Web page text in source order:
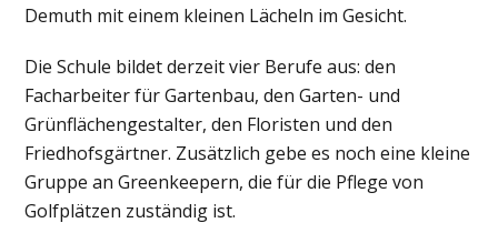
Demuth mit einem kleinen Lächeln im Gesicht.
Die Schule bildet derzeit vier Berufe aus: den
Facharbeiter für Gartenbau, den Garten- und
Grünflächengestalter, den Floristen und den
Friedhofsgärtner. Zusätzlich gebe es noch eine kleine
Gruppe an Greenkeepern, die für die Pflege von
Golfplätzen zuständig ist.